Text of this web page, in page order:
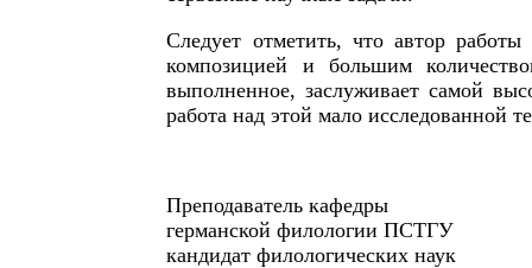
Следует отметить, что автор
композицией и большим
выполненное, заслуживает самой
работа над этой мало исследованной
Преподаватель кафедры
германской филологии ПСТГУ
кандидат филологических наук